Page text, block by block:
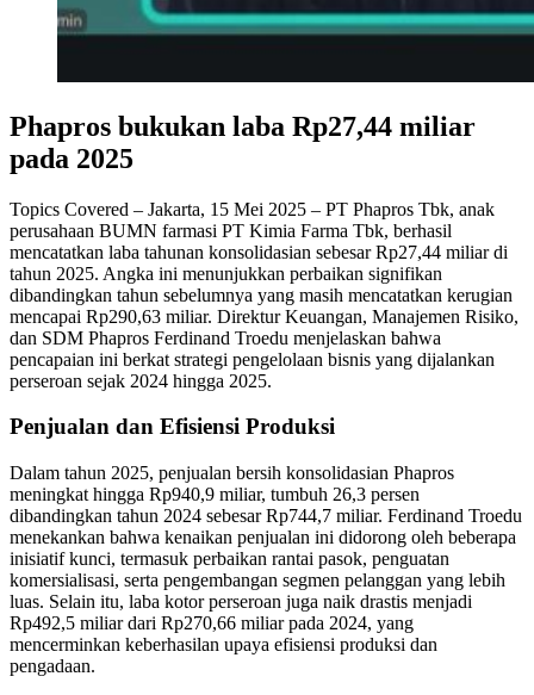
Phapros bukukan laba Rp27,44 miliar
pada 2025
Topics Covered – Jakarta, 15 Mei 2025 – PT Phapros Tbk, anak
perusahaan BUMN farmasi PT Kimia Farma Tbk, berhasil
mencatatkan laba tahunan konsolidasian sebesar Rp27,44 miliar di
tahun 2025. Angka ini menunjukkan perbaikan signifikan
dibandingkan tahun sebelumnya yang masih mencatatkan kerugian
mencapai Rp290,63 miliar. Direktur Keuangan, Manajemen Risiko,
dan SDM Phapros Ferdinand Troedu menjelaskan bahwa
pencapaian ini berkat strategi pengelolaan bisnis yang dijalankan
perseroan sejak 2024 hingga 2025.
Penjualan dan Efisiensi Produksi
Dalam tahun 2025, penjualan bersih konsolidasian Phapros
meningkat hingga Rp940,9 miliar, tumbuh 26,3 persen
dibandingkan tahun 2024 sebesar Rp744,7 miliar. Ferdinand Troedu
menekankan bahwa kenaikan penjualan ini didorong oleh beberapa
inisiatif kunci, termasuk perbaikan rantai pasok, penguatan
komersialisasi, serta pengembangan segmen pelanggan yang lebih
luas. Selain itu, laba kotor perseroan juga naik drastis menjadi
Rp492,5 miliar dari Rp270,66 miliar pada 2024, yang
mencerminkan keberhasilan upaya efisiensi produksi dan
pengadaan.